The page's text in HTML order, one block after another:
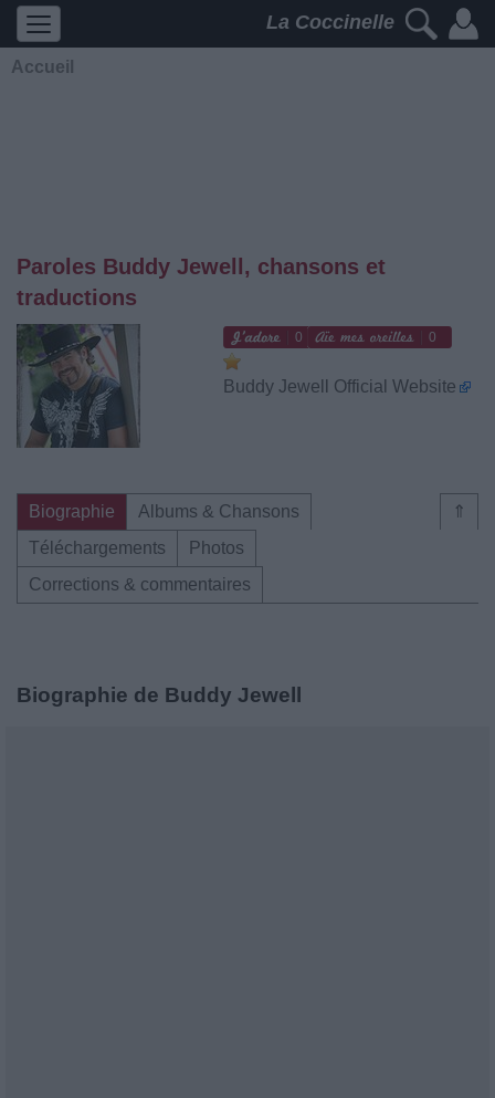
La Coccinelle
Accueil
Paroles Buddy Jewell, chansons et
traductions
0 0
Buddy Jewell Official Website
⇑
Biographie
Albums & Chansons
Téléchargements
Photos
Corrections & commentaires
Biographie de Buddy Jewell